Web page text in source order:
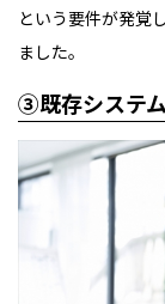
という要件が発覚
ました。
③既存システ